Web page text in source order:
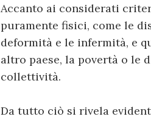
Accanto ai considerati
puramente fisici, come le
deformità e le infermità, e
altro paese, la povertà o le
collettività.
Da tutto ciò si rivela